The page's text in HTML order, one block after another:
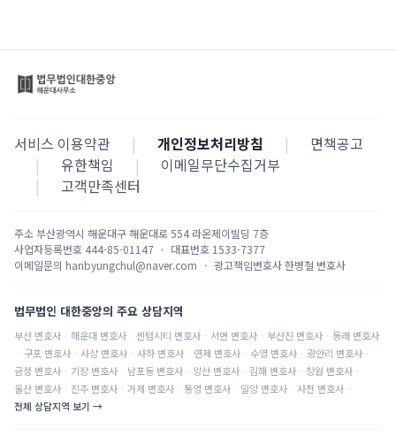
서비스 이용약관 | 개인정보처리방침 |
면책공고
|
유한책임 |
이메일무단수집거부
|
고객만족센터
주소부산광역시 해운대구 해운대로 554 라온제이빌딩 7층
사업자등록번호 444-85-01147 · 대표번호 1533-7377
이메일문의 hanbyungchul@naver.com · 광고책임변호사한병철 변호사
법무법인 대한중앙의 주요 상담지역
부산 변호사 · 해운대 변호사 · 센텀시티 변호사 · 서면 변호사 · 부산진 변호사 · 동래 변호사
· 구포 변호사 · 사상 변호사 · 사하 변호사 · 연제 변호사 · 수영 변호사 · 광안리 변호사 ·
금정 변호사 · 기장 변호사 · 남포동 변호사 · 양산 변호사 · 김해 변호사 · 창원 변호사 ·
울산 변호사 · 진주 변호사 · 거제 변호사 · 통영 변호사 · 밀양 변호사 · 사천 변호사 ·
전체 상담지역 보기 →